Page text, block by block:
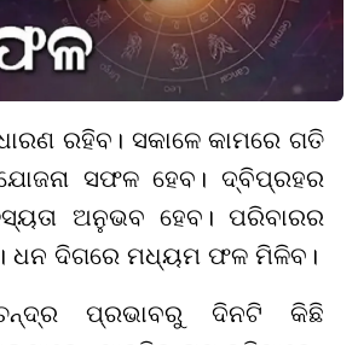
ରହିବ। ସକାଳେ କାମରେ ଗତି
ସଫଳ ହେବ। ଦ୍ବିପ୍ରହର
ଅନୁଭବ ହେବ। ପରିବାରର
ଧନ ଦିଗରେ ମଧ୍ୟମ ଫଳ ମିଳିବ।
ପ୍ରଭାବରୁ ଦିନଟି କିଛି